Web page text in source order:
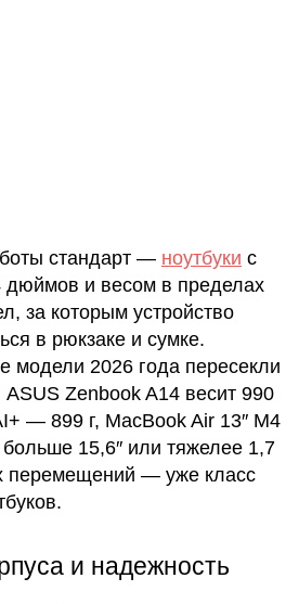
стандарт — ноутбуки с
дюймов и весом в пределах
за которым устройство
в рюкзаке и сумке.
модели 2026 года пересекли
Zenbook A14 весит 990
— 899 г, MacBook Air 13″ M4
15,6″ или тяжелее 1,7
перемещений — уже класс
и надежность